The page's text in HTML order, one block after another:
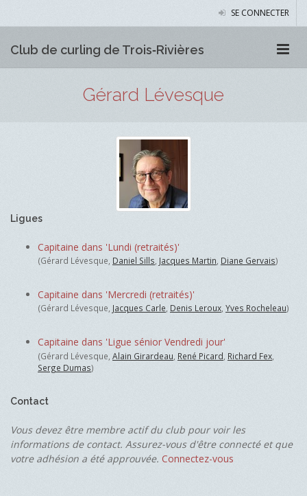
SE CONNECTER
Club de curling de Trois‑Rivières
Gérard Lévesque
Ligues
Capitaine dans 'Lundi (retraités)'
(Gérard Lévesque, Daniel Sills Jacques Martin Diane Gervais)
Capitaine dans 'Mercredi (retraités)'
(Gérard Lévesque, Jacques Carle, Denis Leroux, Yves Rocheleau)
Capitaine dans 'Ligue sénior Vendredi jour'
(Gérard Lévesque, Alain Girardeau René Picard Richard Fex
Serge Dumas)
Contact
Vous devez être membre actif du club pour voir les
informations de contact. Assurez-vous d'être connecté et que
votre adhésion a été approuvée. Connectez-vous